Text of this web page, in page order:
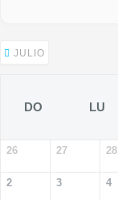
JULIO
DO LU
26 27 28
2 3 4